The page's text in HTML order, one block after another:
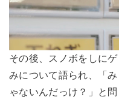
その後、スノボをしに
みについて語られ、「
ゃないんだっけ？」と